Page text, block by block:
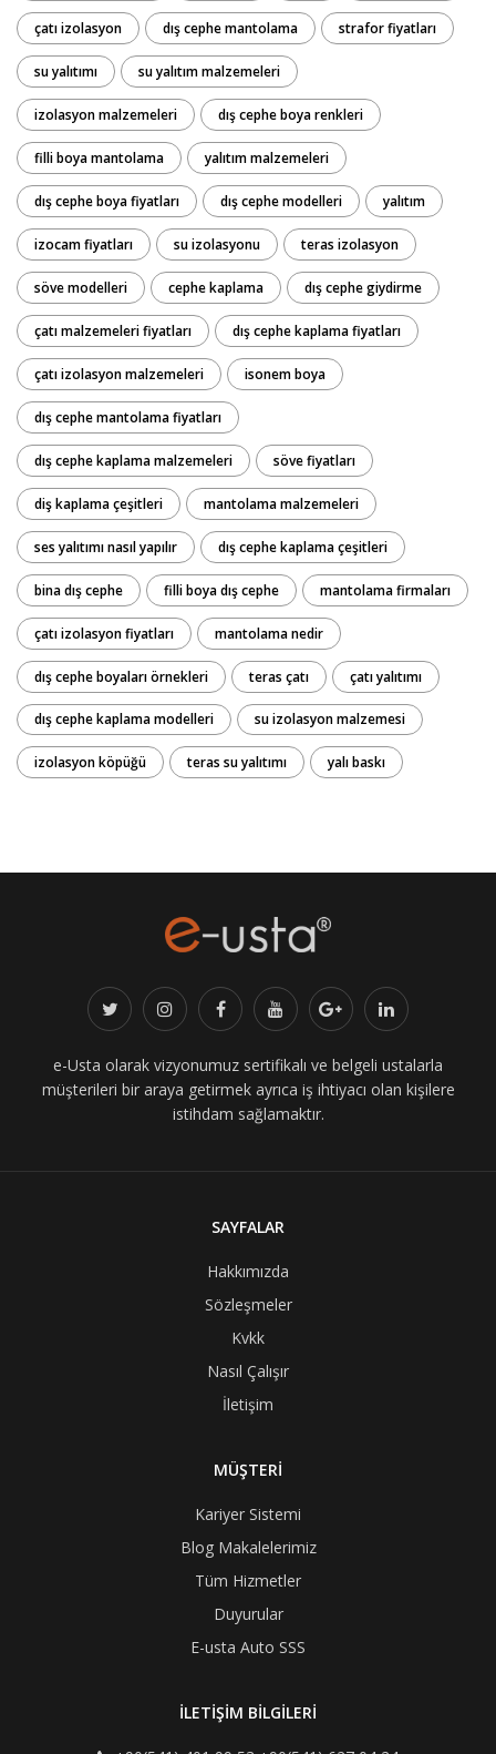
çatı izolasyon dış cephe mantolama strafor fiyatları
su yalıtımı su yalıtım malzemeleri
izolasyon malzemeleri dış cephe boya renkleri
filli boya mantolama yalıtım malzemeleri
dış cephe boya fiyatları dış cephe modelleri yalıtım
izocam fiyatları su izolasyonu teras izolasyon
söve modelleri cephe kaplama dış cephe giydirme
çatı malzemeleri fiyatları dış cephe kaplama fiyatları
çatı izolasyon malzemeleri isonem boya
dış cephe mantolama fiyatları
dış cephe kaplama malzemeleri söve fiyatları
diş kaplama çeşitleri mantolama malzemeleri
ses yalıtımı nasıl yapılır dış cephe kaplama çeşitleri
bina dış cephe filli boya dış cephe mantolama firmaları
çatı izolasyon fiyatları mantolama nedir
dış cephe boyaları örnekleri teras çatı çatı yalıtımı
dış cephe kaplama modelleri su izolasyon malzemesi
izolasyon köpüğü teras su yalıtımı yalı baskı
e-Usta olarak vizyonumuz sertifikalı ve belgeli ustalarla
müşterileri bir araya getirmek ayrıca iş ihtiyacı olan kişilere
istihdam sağlamaktır.
SAYFALAR
Hakkımızda
Sözleşmeler
Kvkk
Nasıl Çalışır
İletişim
MÜŞTERİ
Kariyer Sistemi
Blog Makalelerimiz
Tüm Hizmetler
Duyurular
E-usta Auto SSS
İLETİŞİM BİLGİLERİ